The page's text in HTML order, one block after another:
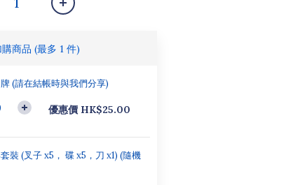
商品 (最多 1 件)
(請在結帳時與我們分享)
優惠價 HK$25.00
裝 (叉子 x5， 碟 x5，刀 x1) (隨機